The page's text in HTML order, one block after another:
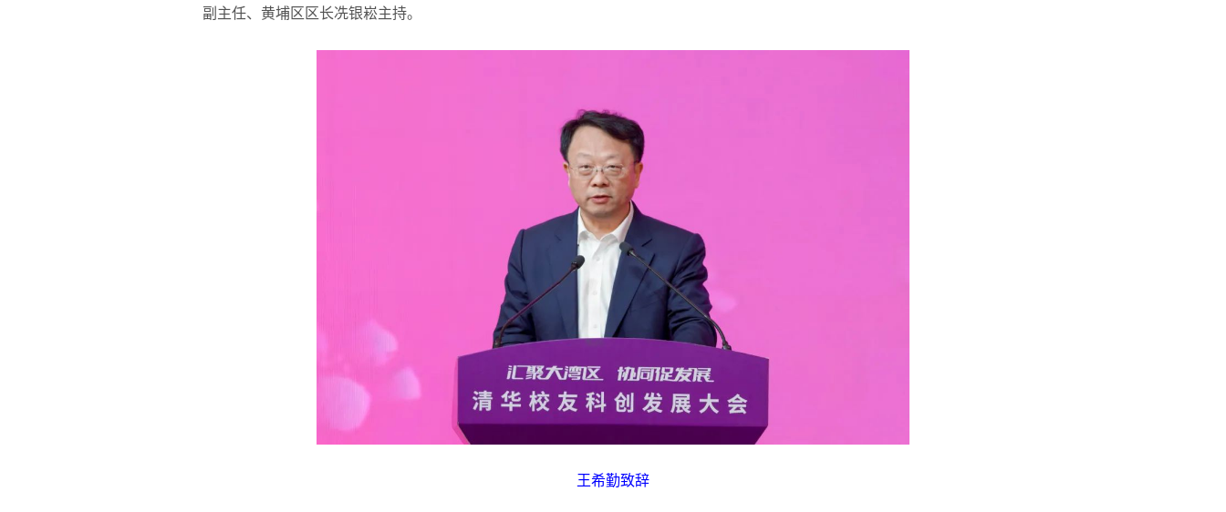
副主任、黄埔区区长冼银崧主持。
王希勤致辞